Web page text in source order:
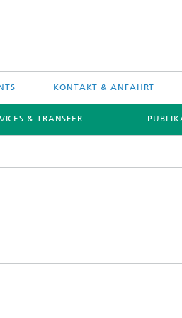
KONTAKT & ANFAHRT
& TRANSFER